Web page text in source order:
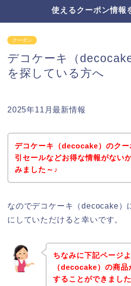
使えるクーポン情報
クーポン
デコケーキ（
を探している方へ
2025年11月最新情報
デコケーキ（decocake）のクー
引セールなどお得な情報がない
みました～♪
なのでデコケーキ（decocake）
にしていただけると幸いです。
ちなみに下記ページ
（decocake）の商
することができまし